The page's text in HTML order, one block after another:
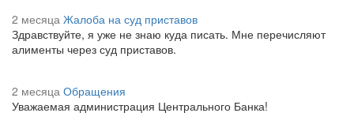
2 месяца Жалоба на суд приставов
Здравствуйте, я уже не знаю куда писать. Мне перечисляют
алименты через суд приставов.
2 месяца Обращения
Уважаемая администрация Центрального Банка!